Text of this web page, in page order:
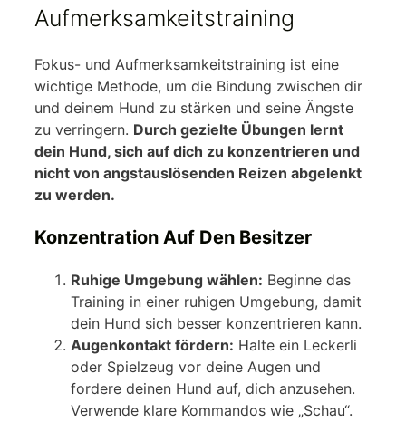
Aufmerksamkeitstraining
Fokus- und Aufmerksamkeitstraining ist eine
wichtige Methode, um die Bindung zwischen dir
und deinem Hund zu stärken und seine Ängste
zu verringern. Durch gezielte Übungen lernt
dein Hund, sich auf dich zu konzentrieren und
nicht von angstauslösenden Reizen abgelenkt
zu werden.
Konzentration Auf Den Besitzer
Ruhige Umgebung wählen: Beginne das
Training in einer ruhigen Umgebung, damit
dein Hund sich besser konzentrieren kann.
Augenkontakt fördern: Halte ein Leckerli
oder Spielzeug vor deine Augen und
fordere deinen Hund auf, dich anzusehen.
Verwende klare Kommandos wie „Schau“.